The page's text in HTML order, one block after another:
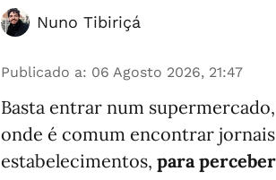
Nuno Tibiriçá
Publicado a: 06 Agosto 2026, 21:47
Basta entrar num
onde é comum encontrar
estabelecimentos, para